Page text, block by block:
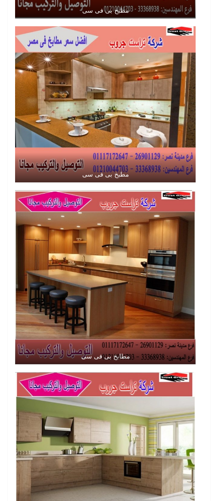
مطبخ بى فى سى
مطبخ بى فى سى
مطابخ بى فى سى